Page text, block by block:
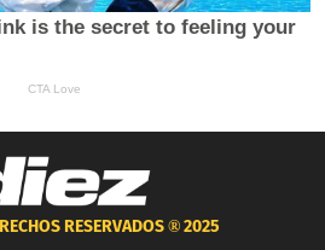
RESERVADOS ®2025